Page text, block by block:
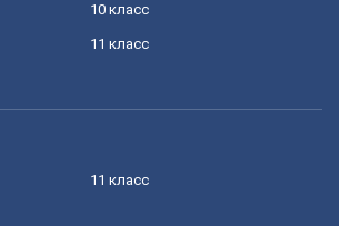
10 класс
11 класс
11 класс